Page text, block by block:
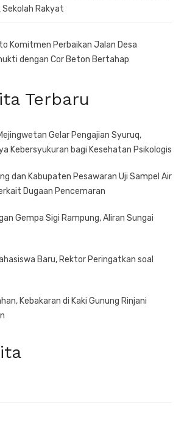
Rakyat
Komitmen Perbaikan Jalan Desa
dengan Cor Beton Bertahap
Terbaru
Gelar Pengajian Syuruq,
Kebersyukuran bagi Kesehatan Psikologis
dan Kabupaten Pesawaran Uji Sampel Air
Dugaan Pencemaran
Gempa Sigi Rampung, Aliran Sungai
Baru, Rektor Peringatkan soal
Kebakaran di Kaki Gunung Rinjani